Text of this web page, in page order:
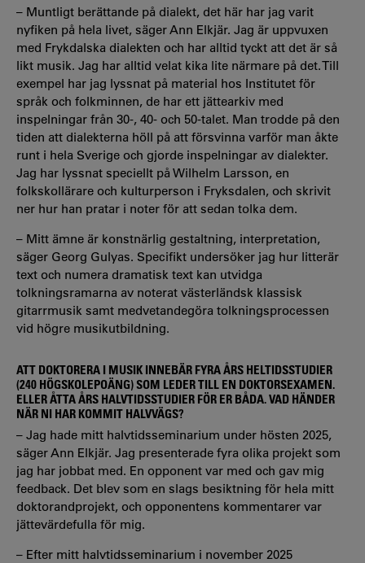
– Muntligt berättande på dialekt, det här har jag varit
nyfiken på hela livet, säger Ann Elkjär. Jag är uppvuxen
med Frykdalska dialekten och har alltid tyckt att det är så
likt musik. Jag har alltid velat kika lite närmare på det. Till
exempel har jag lyssnat på material hos Institutet för
språk och folkminnen, de har ett jättearkiv med
inspelningar från 30-, 40- och 50-talet. Man trodde på den
tiden att dialekterna höll på att försvinna varför man åkte
runt i hela Sverige och gjorde inspelningar av dialekter.
Jag har lyssnat speciellt på Wilhelm Larsson, en
folkskollärare och kulturperson i Fryksdalen, och skrivit
ner hur han pratar i noter för att sedan tolka dem.
– Mitt ämne är konstnärlig gestaltning, interpretation,
säger Georg Gulyas. Specifikt undersöker jag hur litterär
text och numera dramatisk text kan utvidga
tolkningsramarna av noterat västerländsk klassisk
gitarrmusik samt medvetandegöra tolkningsprocessen
vid högre musikutbildning.
ATT DOKTORERA I MUSIK INNEBÄR FYRA ÅRS HELTIDSSTUDIER
(240 HÖGSKOLEPOÄNG) SOM LEDER TILL EN DOKTORSEXAMEN.
ELLER ÅTTA ÅRS HALVTIDSSTUDIER FÖR ER BÅDA. VAD HÄNDER
NÄR NI HAR KOMMIT HALVVÄGS?
– Jag hade mitt halvtidsseminarium under hösten 2025,
säger Ann Elkjär. Jag presenterade fyra olika projekt som
jag har jobbat med. En opponent var med och gav mig
feedback. Det blev som en slags besiktning för hela mitt
doktorandprojekt, och opponentens kommentarer var
jättevärdefulla för mig.
– Efter mitt halvtidsseminarium i november 2025